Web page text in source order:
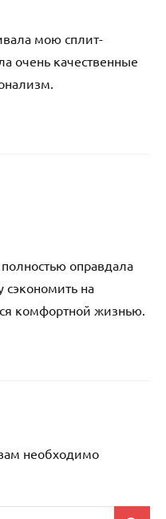
мою сплит-
очень качественные
оправдала
на
комфортной жизнью.
необходимо